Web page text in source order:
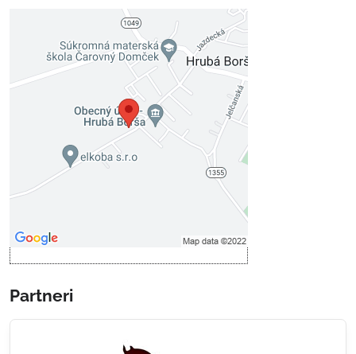
Externý obsah je blokovaný
Voľbami súkromia
Prajete si načítať externý obsah?
Povoliť tentokrát
Povoliť a zapamätať - súhlas s
Partneri